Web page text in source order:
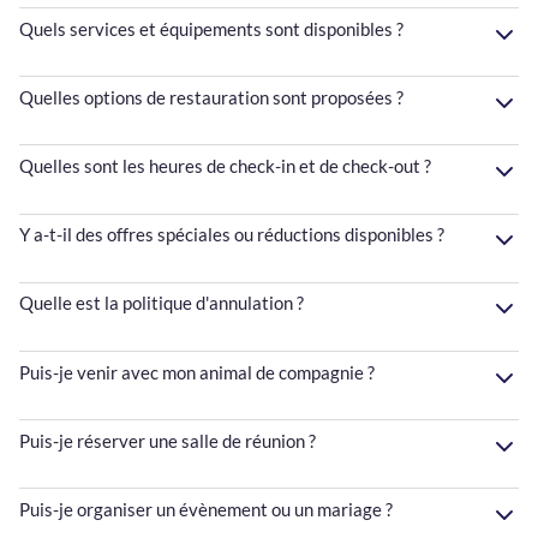
Quels services et équipements sont disponibles ?
Quelles options de restauration sont proposées ?
Quelles sont les heures de check-in et de check-out ?
Y a-t-il des offres spéciales ou réductions disponibles ?
Quelle est la politique d'annulation ?
Puis-je venir avec mon animal de compagnie ?
Puis-je réserver une salle de réunion ?
Puis-je organiser un évènement ou un mariage ?